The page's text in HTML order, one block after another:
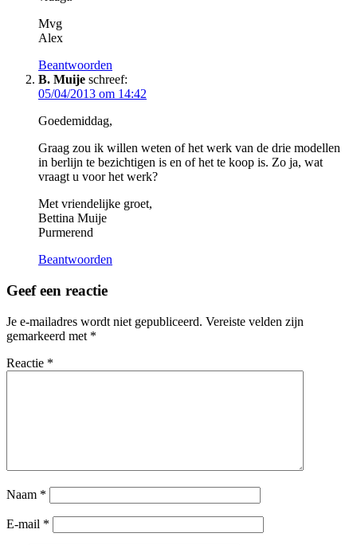
Mvg
Alex
Beantwoorden
B. Muije schreef:
05/04/2013 om 14:42
Goedemiddag,
Graag zou ik willen weten of het werk van de drie modellen
in berlijn te bezichtigen is en of het te koop is. Zo ja, wat
vraagt u voor het werk?
Met vriendelijke groet,
Bettina Muije
Purmerend
Beantwoorden
Geef een reactie
Je e-mailadres wordt niet gepubliceerd. Vereiste velden zijn
gemarkeerd met *
Reactie *
Naam *
E-mail *